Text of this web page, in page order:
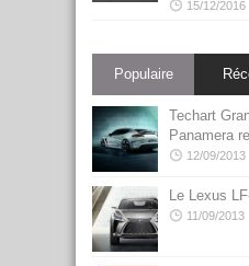
15/12/2016
Populaire
Techart
Panamera
12/09/2013
Le Lexus
11/09/2013